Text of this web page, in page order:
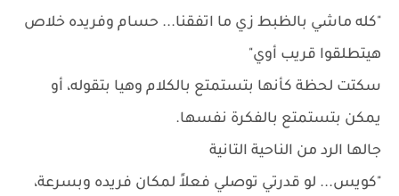
"كله ماشي بالظبط زي ما اتفقنا... حسام وفريده خلاص
هيتطلقوا قريب أوي"
سكتت لحظة كأنها بتستمتع بالكلام وهيا بتقوله، أو
يمكن بتستمتع بالفكرة نفسها.
جالها الرد من الناحية التانية
"كويس... لو قدرتي توصلي فعلاً لمكان فريده وبسرعة،